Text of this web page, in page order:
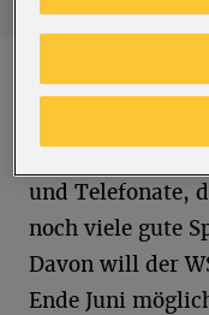
Man sei zwar
zusätzlichen
wissen durch
und Telefonate,
noch viele gute
Davon will der
Ende Juni